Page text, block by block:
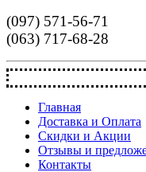
(097) 571-56-71
(063) 717-68-28
Главная
Доставка и Оплата
Скидки и Акции
Отзывы и
Контакты